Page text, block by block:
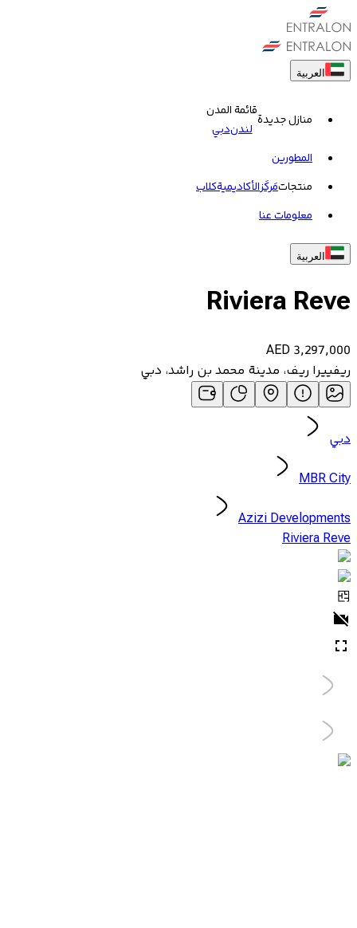
العربية
منازل جديدة
قائمة المدن
لندندبي
المطورين
منتجاتمَركَزالأكاديميةکلاب
معلومات عنا
العربية
Riviera Reve
AED 3,297,000
ريفييرا ريف، مدينة محمد بن راشد، دبي
دبي
MBR City
Azizi Developments
Riviera Reve